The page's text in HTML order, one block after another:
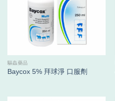
驅蟲藥品
Baycox 5% 拜球淨 口服劑